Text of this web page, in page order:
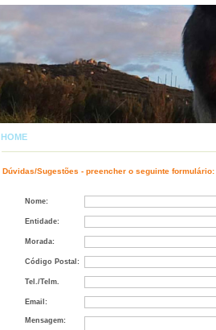
HOME
Dúvidas/Sugestões - preencher o seguinte formulário:
Nome:
Entidade:
Morada:
Código Postal:
Tel./Telm.
Email:
Mensagem: